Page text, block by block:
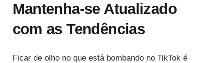
Mantenha-se Atualizado
com as Tendências
Ficar de olho no que está bombando no TikTok é